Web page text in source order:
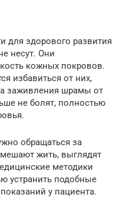
для здорового развития
несут. Они
кожных покровов.
избавиться от них,
заживления шрамы от
не болят, полностью
обращаться за
жить, выглядят
методики
устранить подобные
у пациента.